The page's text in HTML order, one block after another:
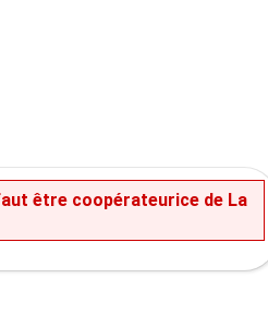
être coopérateurice de La